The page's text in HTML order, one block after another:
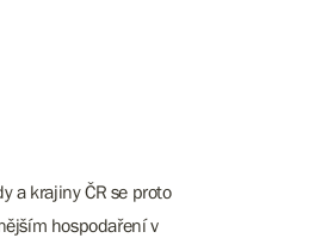
a krajiny ČR se proto
hospodaření v